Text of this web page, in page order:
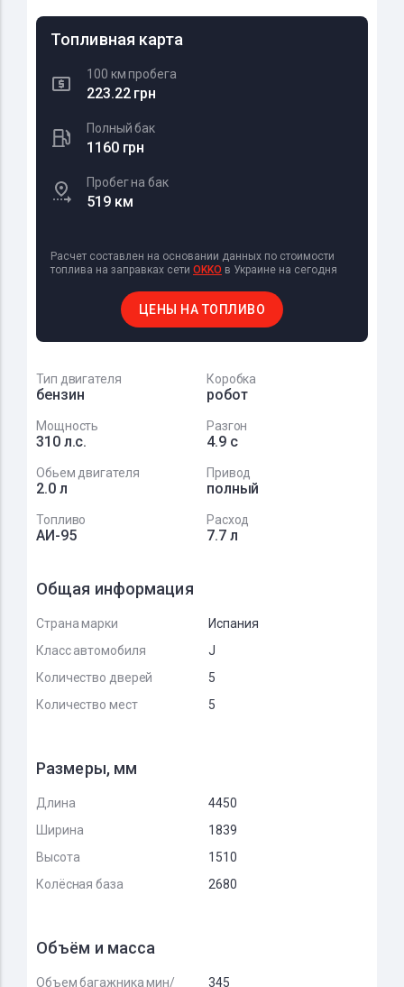
Топливная карта
100 км пробега
223.22 грн
Полный бак
1160 грн
Пробег на бак
519 км
Расчет составлен на основании данных по стоимости
топлива на заправках сети OKKO в Украине на сегодня
ЦЕНЫ НА ТОПЛИВО
Тип двигателя
бензин
Коробка
робот
Мощность
310 л.с.
Разгон
4.9 с
Обьем двигателя
2.0 л
Привод
полный
Топливо
АИ-95
Расход
7.7 л
Общая информация
Страна марки
Испания
Класс автомобиля
J
Количество дверей
5
Количество мест
5
Размеры, мм
Длина
4450
Ширина
1839
Высота
1510
Колёсная база
2680
Объём и масса
Объем багажника мин/ 345